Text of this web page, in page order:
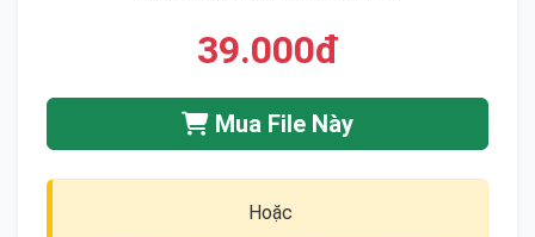
39.000đ
Mua File Này
Hoặc